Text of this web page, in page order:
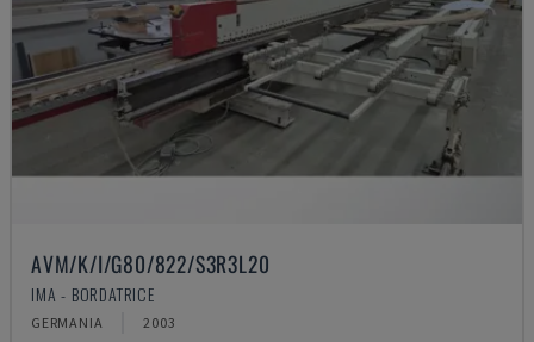
AVM/K/I/G80/822/S3R3L20
IMA - BORDATRICE
GERMANIA 2003